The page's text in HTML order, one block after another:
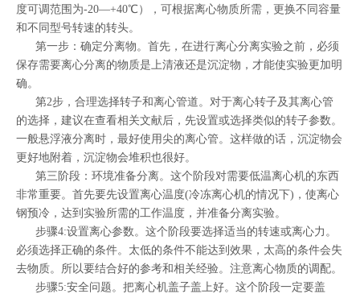
度可调范围为-20—+40℃），可根据离心物质所需，更换不同容量
和不同型号转速的转头。
第一步：确定分离物。首先，在进行离心分离实验之前，必须
保存需要离心分离的物质是上清液还是沉淀物，才能使实验更加明
确。
第2步，合理选择转子和离心管道。对于离心转子及其离心管
的选择，建议在查看相关文献后，先设置或选择类似的转子参数。
一般悬浮液分离时，最好使用尖的离心管。这样做的话，沉淀物会
更好地附着，沉淀物会堆积也很好。
第三阶段：环境准备分离。这个阶段对需要低温离心机的东西
非常重要。首先要先设置离心温度(冷冻离心机的情况下)，使离心
钢预冷，达到实验所需的工作温度，并准备分离实验。
步骤4:设置离心参数。这个阶段要选择适当的转速或离心力。
必须选择正确的条件。太低的条件不能达到效果，太高的条件会失
去物质。所以要结合好的参考和相关经验。注意离心物质的调配。
步骤5:安全问题。把离心机盖子盖上好。这个阶段一定要盖